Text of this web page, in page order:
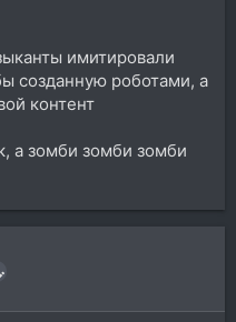
имитировали
созданную роботами, а
контент
а зомби зомби зомби